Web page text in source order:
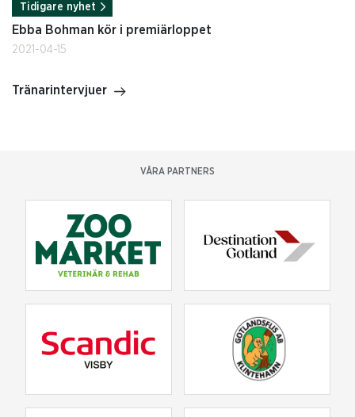
Tidigare nyhet
Ebba Bohman kör i premiärloppet
2021-04-15
Tränarintervjuer
VÅRA PARTNERS